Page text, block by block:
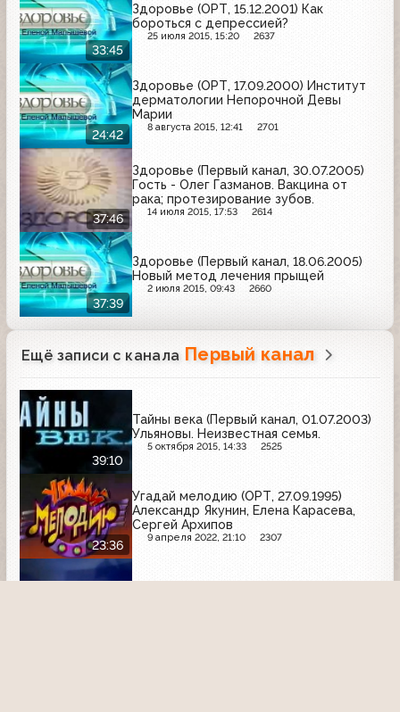
33:45
Здоровье (ОРТ, 15.12.2001) Как
бороться с депрессией?
25 июля 2015, 15:20 2637
24:42
Здоровье (ОРТ, 17.09.2000) Институт
дерматологии Непорочной Девы
Марии
8 августа 2015, 12:41 2701
37:46
Здоровье (Первый канал, 30.07.2005)
Гость - Олег Газманов. Вакцина от
рака; протезирование зубов.
14 июля 2015, 17:53 2614
37:39
Здоровье (Первый канал, 18.06.2005)
Новый метод лечения прыщей
2 июля 2015, 09:43 2660
Ещё записи с канала Первый канал
39:10
Тайны века (Первый канал, 01.07.2003)
Ульяновы. Неизвестная семья.
5 октября 2015, 14:33 2525
23:36
Угадай мелодию (ОРТ, 27.09.1995)
Александр Якунин, Елена Карасева,
Сергей Архипов
9 апреля 2022, 21:10 2307